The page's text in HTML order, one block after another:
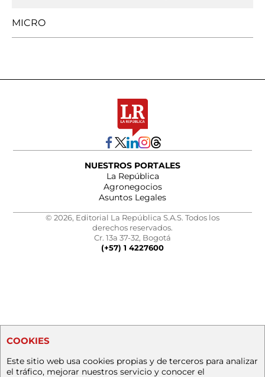
MICRO
NUESTROS PORTALES
La República
Agronegocios
Asuntos Legales
© 2026, Editorial La República S.A.S. Todos los
derechos reservados.
Cr. 13a 37-32, Bogotá
(+57) 1 4227600
COOKIES
Este sitio web usa cookies propias y de terceros para analizar
el tráfico, mejorar nuestros servicio y conocer el